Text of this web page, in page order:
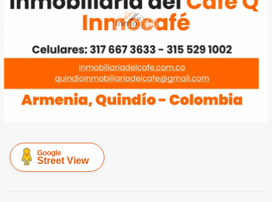
Google
Street View